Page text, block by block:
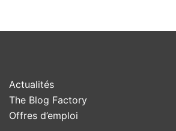
Actualités
The Blog Factory
Offres d’emploi